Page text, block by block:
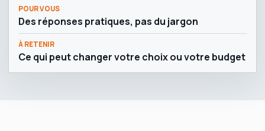
POUR VOUS
Des réponses pratiques, pas du jargon
À RETENIR
Ce qui peut changer votre choix ou votre budget